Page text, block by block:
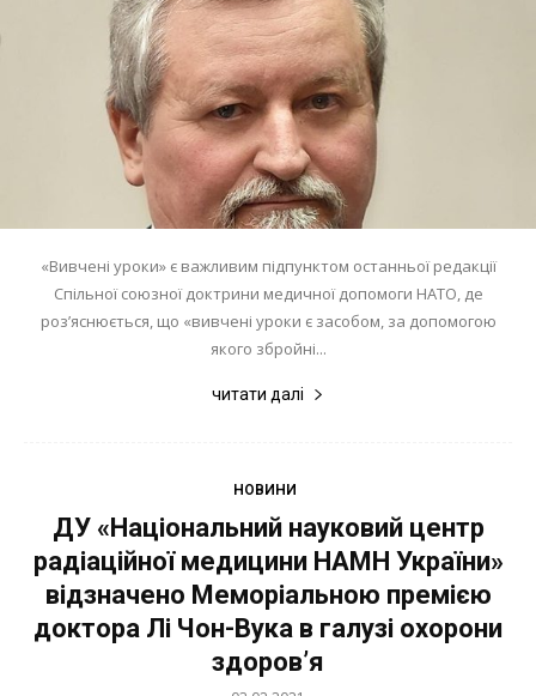
«Вивчені уроки» є важливим підпунктом останньої редакції
Спільної союзної доктрини медичної допомоги НАТО, де
роз’яснюється, що «вивчені уроки є засобом, за допомогою
якого збройні...
читати далі
НОВИНИ
ДУ «Національний науковий центр
радіаційної медицини НАМН України»
відзначено Меморіальною премією
доктора Лі Чон-Вука в галузі охорони
здоров’я